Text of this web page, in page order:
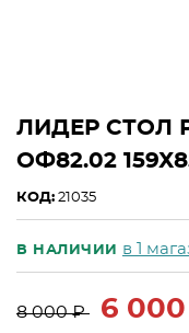
ЛИДЕР СТОЛ
ОФ82.02
КОД: 21035
В НАЛИЧИИ в 1
8 000 ₽ 6